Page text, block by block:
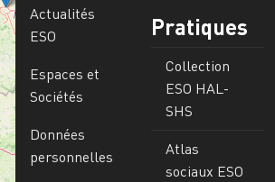
Actualités
ESO
Espaces et
Sociétés
Données
personnelles
Pratiques
Collection
ESO HAL-
SHS
Atlas
sociaux ESO